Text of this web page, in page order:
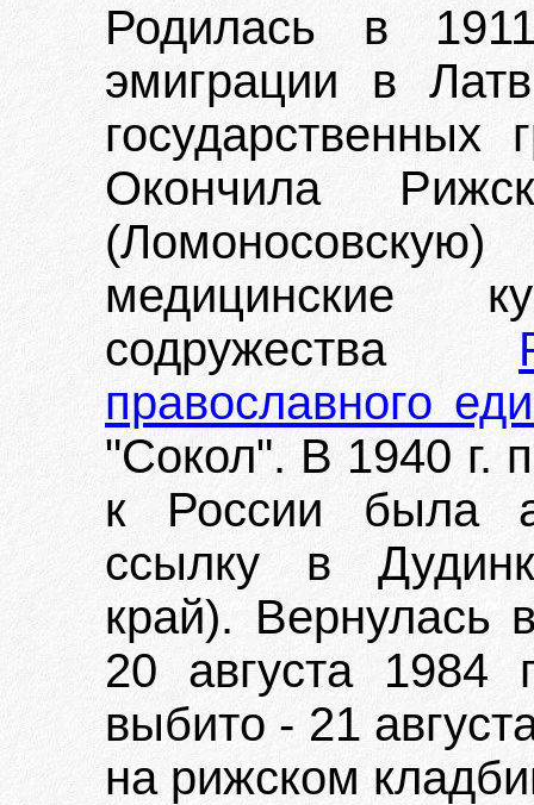
Родилась в
эмиграции в
Окончила
медицинские
содружества
православного
"Сокол". В 1940 г.
к России была
ссылку в
край). Вернулась
20 августа 1984
выбито - 21
на рижском